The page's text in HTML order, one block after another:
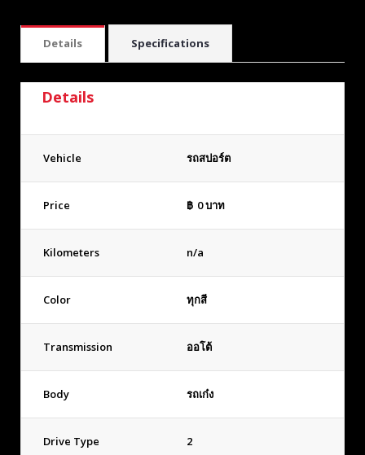
Details Specifications
Details
Vehicle รถสปอร์ต
Price ฿ 0บาท
Kilometers n/a
Color ทุกสี
Transmission ออโต้
Body รถเก๋ง
Drive Type 2